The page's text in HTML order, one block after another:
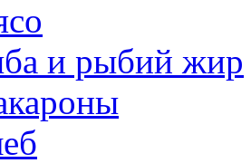
и рыбий жир